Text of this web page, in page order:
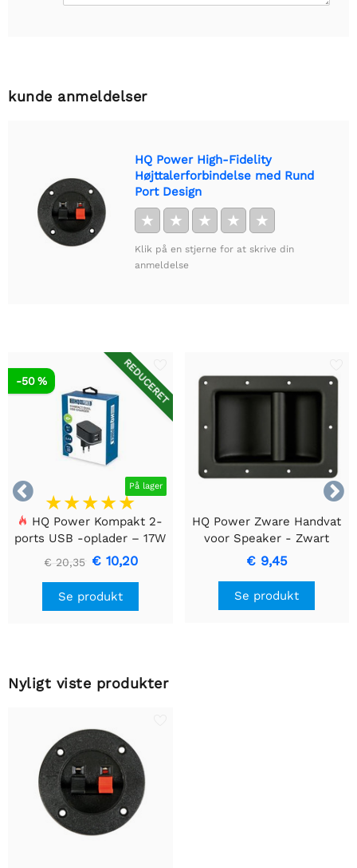
kunde anmeldelser
HQ Power High-Fidelity
Højttalerforbindelse med Rund
Port Design
★ ★ ★ ★ ★
Klik på en stjerne for at skrive din
anmeldelse


REDUCERET
På lager
-50 %
HQ Power Kompakt 2-
ports USB -oplader – 17W
Smart Charging, Sort
€ 20,35 € 10,20
Se produkt
HQ Power Zware Handvat
voor Speaker - Zwart
Metaal
€ 9,45
Se produkt
Nyligt viste produkter